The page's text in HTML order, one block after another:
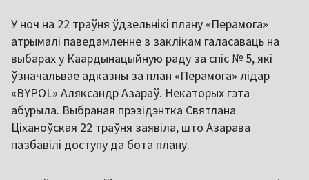
У ноч на 22 траўня ўдзельнікі плану «Перамога»
атрымалі паведамленне з заклікам галасаваць на
выбарах у Каардынацыйную раду за спіс № 5, які
ўзначальвае адказны за план «Перамога» лідар
«BYPOL» Аляксандр Азараў. Некаторых гэта
абурыла. Выбраная прэзідэнтка Святлана
Ціханоўская 22 траўня заявіла, што Азарава
пазбавілі доступу да бота плану.